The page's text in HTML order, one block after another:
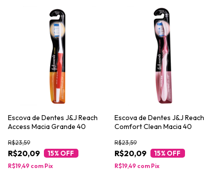
Escova de Dentes J&J Reach
Access Macia Grande 40
R$20,09
R$23,59
15% OFF
R$19,49 com Pix
Escova de Dentes J&J Reach
Comfort Clean Macia 40
R$20,09
R$23,59
15% OFF
R$19,49 com Pix